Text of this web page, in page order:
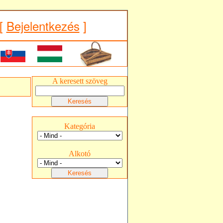
Bejelentkezés ]
A keresett szöveg
Kategória
Alkotó